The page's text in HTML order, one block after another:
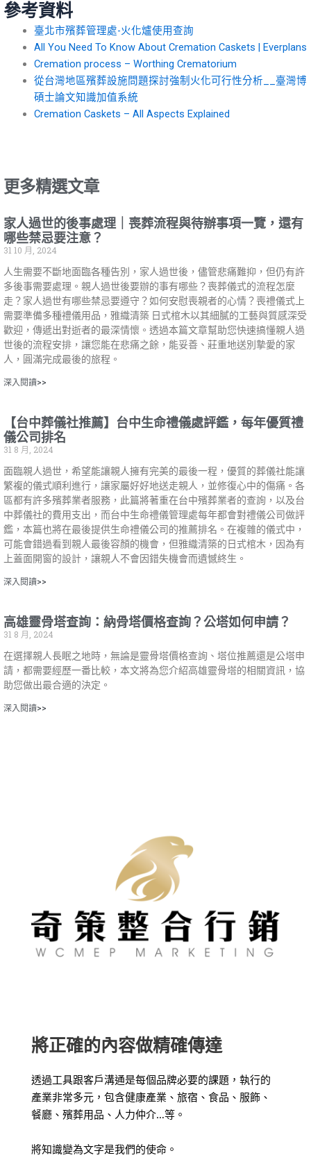
參考資料
臺北市殯葬管理處-火化爐使用查詢
All You Need To Know About Cremation Caskets | Everplans
Cremation process – Worthing Crematorium
從台灣地區殯葬設施問題探討強制火化可行性分析__臺灣博
碩士論文知識加值系統
Cremation Caskets – All Aspects Explained
更多精選文章
家人過世的後事處理｜喪葬流程與待辦事項一覽，還有
哪些禁忌要注意？
31 10 月, 2024
人生需要不斷地面臨各種告別，家人過世後，儘管悲痛難抑，但仍有許
多後事需要處理。親人過世後要辦的事有哪些？喪葬儀式的流程怎麼
走？家人過世有哪些禁忌要遵守？如何安慰喪親者的心情？喪禮儀式上
需要準備多種禮儀用品，雅織清築 日式棺木以其細膩的工藝與質感深受
歡迎，傳遞出對逝者的最深情懷。透過本篇文章幫助您快速搞懂親人過
世後的流程安排，讓您能在悲痛之餘，能妥善、莊重地送別摯愛的家
人，圓滿完成最後的旅程。
深入閱讀>>
【台中葬儀社推薦】台中生命禮儀處評鑑，每年優質禮
儀公司排名
31 8 月, 2024
面臨親人過世，希望能讓親人擁有完美的最後一程，優質的葬儀社能讓
繁複的儀式順利進行，讓家屬好好地送走親人，並修復心中的傷痛。各
區都有許多殯葬業者服務，此篇將著重在台中殯葬業者的查詢，以及台
中葬儀社的費用支出，而台中生命禮儀管理處每年都會對禮儀公司做評
鑑，本篇也將在最後提供生命禮儀公司的推薦排名。在複雜的儀式中，
可能會錯過看到親人最後容顏的機會，但雅織清築的日式棺木，因為有
上蓋面開窗的設計，讓親人不會因錯失機會而遺憾終生。
深入閱讀>>
高雄靈骨塔查詢：納骨塔價格查詢？公塔如何申請？
31 8 月, 2024
在選擇親人長眠之地時，無論是靈骨塔價格查詢、塔位推薦還是公塔申
請，都需要經歷一番比較，本文將為您介紹高雄靈骨塔的相關資訊，協
助您做出最合適的決定。
深入閱讀>>
將正確的內容做精確傳達
透過工具跟客戶溝通是每個品牌必要的課題， 執行的
產業非常多元，包含健康產業、旅宿、食品、服飾、
餐廳、殯葬用品、人力仲介…等。
將知識變為文字是我們的使命。